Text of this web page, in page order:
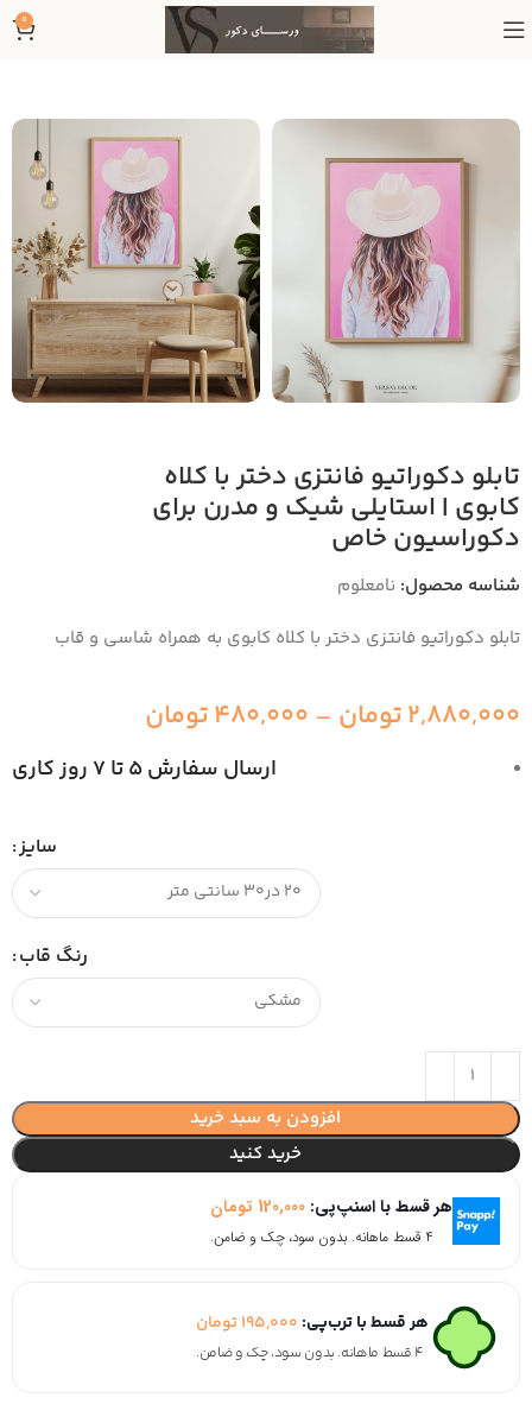
0
تابلو دکوراتیو فانتزی دختر با کلاه
کابوی | استایلی شیک و مدرن برای
دکوراسیون خاص
شناسه محصول: نامعلوم
تابلو دکوراتیو فانتزی دختر با کلاه کابوی به همراه شاسی و قاب
2,880,000تومان –
480,000تومان
ارسال سفارش 5 تا 7 روز کاری
سایز
رنگ قاب
افزودن به سبد خرید
خرید کنید
هر قسط با اسنپ‌پی:120,000 تومان
۴ قسط ماهانه. بدون سود، چک و ضامن.
هر قسط با ترب‌پی: 195,000تومان
۴ قسط ماهانه. بدون سود، چک و ضامن.